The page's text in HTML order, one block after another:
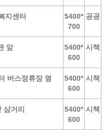
지센터
5400*
700
공공
앞
5400*
600
시책
버스정류장 옆
5400*
600
시책
삼거리
5400*
600
시책